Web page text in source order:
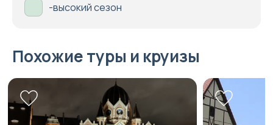
-высокий сезон
Похожие туры и круизы